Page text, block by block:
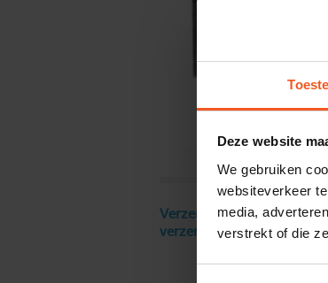
Deze website
We gebruiken
websiteverkeer
media,
verstrekt of die
Verzendkosten € 18 excl.
verzending vanaf € 250